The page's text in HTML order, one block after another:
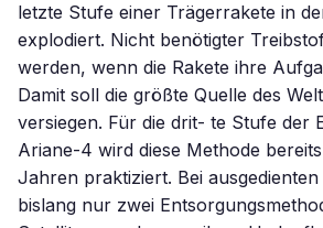
letzte Stufe einer Trägerrakete in
explodiert. Nicht benötigter
werden, wenn die Rakete ihre
Damit soll die größte Quelle des
versiegen. Für die drit- te Stufe der
Ariane-4 wird diese Methode
Jahren praktiziert. Bei ausgedienten
bislang nur zwei